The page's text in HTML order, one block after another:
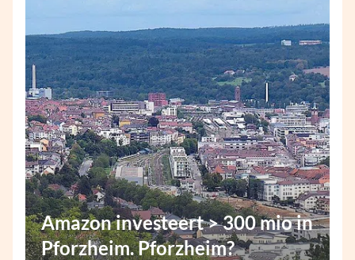
Amazon investeert > 300 mio in
Pforzheim. Pforzheim?